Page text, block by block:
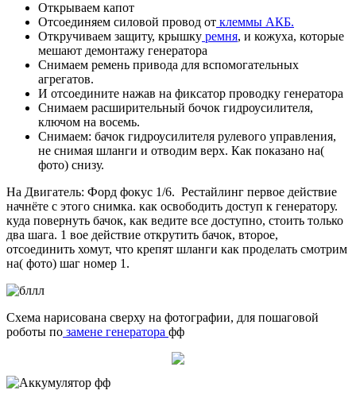
Открываем капот
Отсоединяем силовой провод от клеммы АКБ.
Откручиваем защиту, крышку ремня, и кожуха, которые
мешают демонтажу генератора
Снимаем ремень привода для вспомогательных
агрегатов.
И отсоедините нажав на фиксатор проводку генератора
Снимаем расширительный бочок гидроусилителя,
ключом на восемь.
Снимаем: бачок гидроусилителя рулевого управления,
не снимая шланги и отводим верх. Как показано на(
фото) снизу.
На Двигатель: Форд фокус 1/6. Рестайлинг первое действие
начнёте с этого снимка. как освободить доступ к генератору.
куда повернуть бачок, как ведите все доступно, стоить только
два шага. 1 вое действие открутить бачок, второе,
отсоединить хомут, что крепят шланги как проделать смотрим
на( фото) шаг номер 1.
Схема нарисована сверху на фотографии, для пошаговой
роботы по замене генератора фф